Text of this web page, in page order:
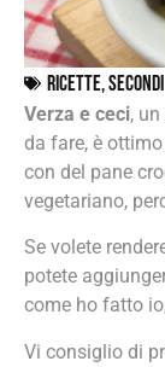
Ricette,Secondi
Verza e ceci,
da fare, è
con del pane
vegetariano,
Se volete
potete
come ho fatto
Vi consiglio di